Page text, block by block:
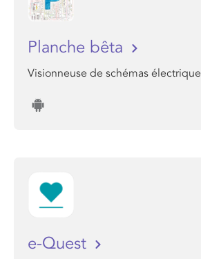
Planche bêta
Visionneuse de schémas électrique
e-Quest